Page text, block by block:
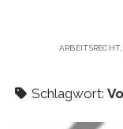
Schlagwort: